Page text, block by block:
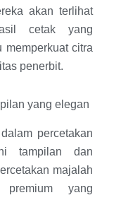
akan terlihat
cetak yang
memperkuat citra
penerbit.
yang elegan
percetakan
tampilan dan
majalah
premium yang